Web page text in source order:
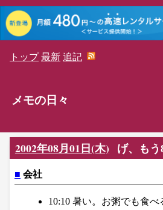
トップ 最新 追記
メモの日々
2002年08月01日(木) げ、もう
■ 会社
10:10 暑い。お粥でも食べ